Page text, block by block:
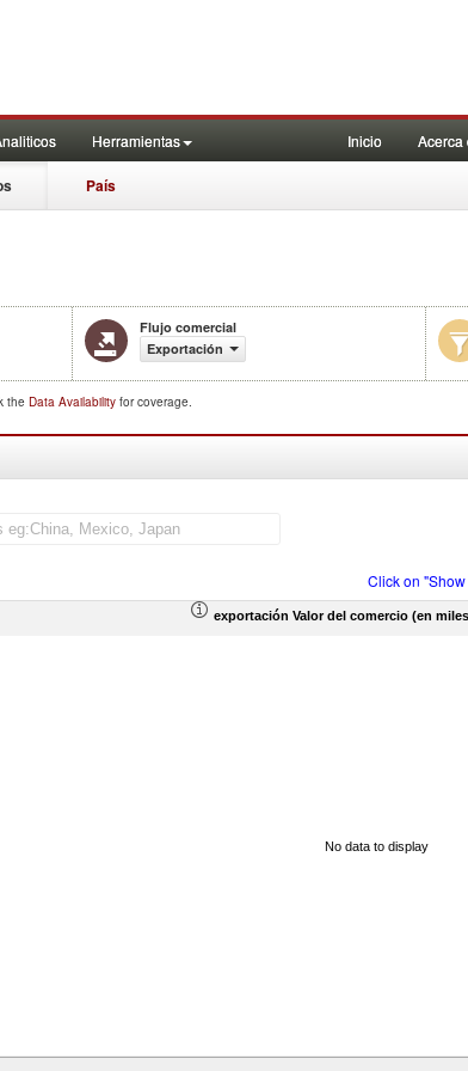
Herramientas Inicio Acerca
País
Flujo comercial
Exportación
the Data Availability for coverage.
Click on
exportación Valor del comercio (en
No data to display